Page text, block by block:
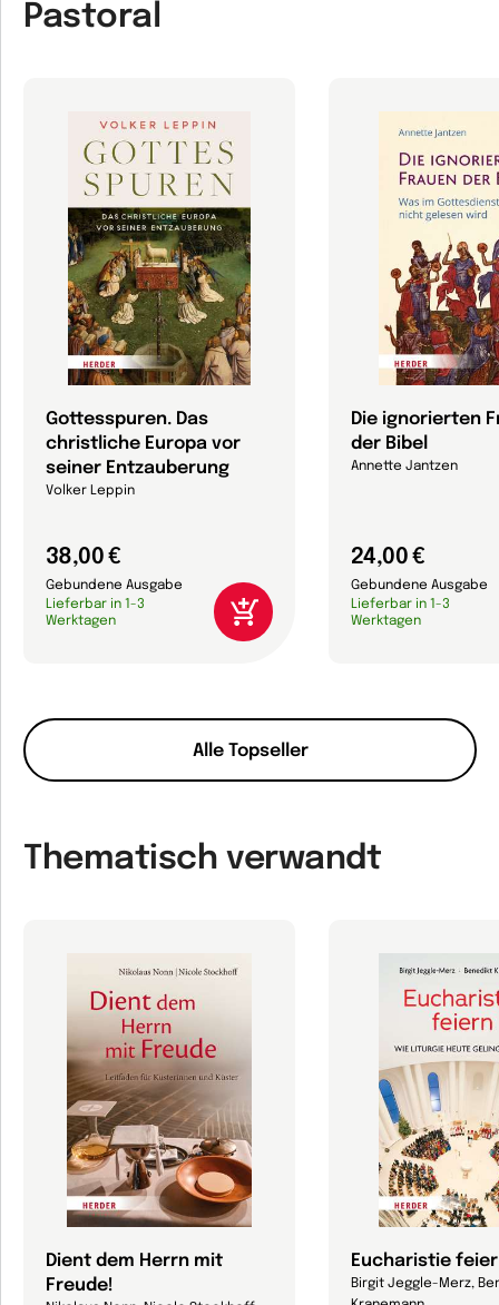
Pastoral
Alle Topseller
Gottesspuren. Das
christliche Europa vor
seiner Entzauberung
Volker Leppin
38,00 €
Gebundene Ausgabe
Lieferbar in 1-3
Werktagen
Die ignorierten
der Bibel
Annette Jantzen
24,00 €
Gebundene Ausgabe
Lieferbar in 1-3
Werktagen
Thematisch verwandt
Dient dem Herrn mit
Freude!
Eucharistie
Birgit Jeggle-Merz,